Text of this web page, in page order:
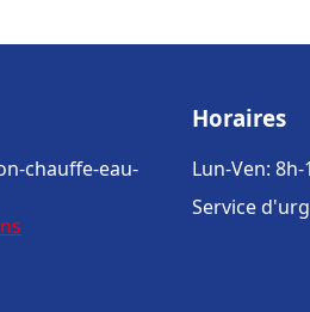
chauffe-eau-
Horaires
Lun-Ven: 8h-
Service